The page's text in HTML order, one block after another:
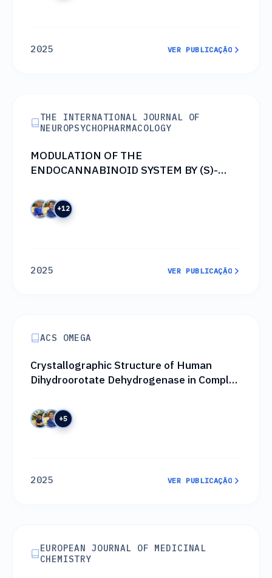
2025
VER PUBLICAÇÃO
THE INTERNATIONAL JOURNAL OF
NEUROPSYCHOPHARMACOLOGY
MODULATION OF THE
ENDOCANNABINOID SYSTEM BY (S)-
DEPRESSION
+12
2025
VER PUBLICAÇÃO
VER PUBLICAÇÃO
ACS OMEGA
Crystallographic Structure of Human
Dihydroorotate Dehydrogenase in Complex
Lapachol
+5
2025
VER PUBLICAÇÃO
EUROPEAN JOURNAL OF MEDICINAL
CHEMISTRY